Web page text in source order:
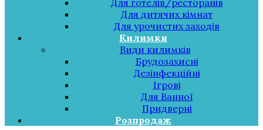
Для готелів/ресторанів
Для дитячих кімнат
Для урочистих заходів
Килимки
Види килимків
Брудозахисні
Дезінфекційні
Ігрові
Для Ванної
Придверні
Розпродаж